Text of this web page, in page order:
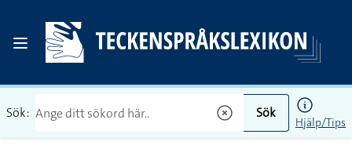
Sök: Sök
Hjälp/Tips